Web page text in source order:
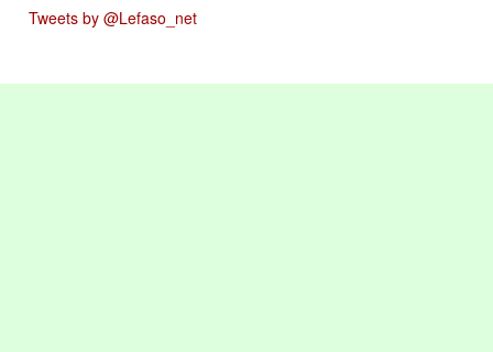
Tweets by @Lefaso_net